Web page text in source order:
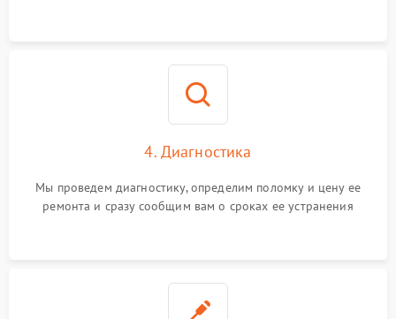
4. Диагностика
Мы проведем диагностику, определим поломку и цену ее
ремонта и сразу сообщим вам о сроках ее устранения